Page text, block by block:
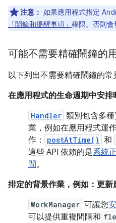
注意： 如果應用程式指定
「鬧鐘和提醒事項」 權限。否則會
可能不需要精確鬧鐘的
以下列出不需要精確鬧鐘的常
在應用程式的生命週期中安排
Handler 類別包含多
業，例如在應用程式運
作：
postAtTime() 和
這些 API 依賴的是系統
間。
排定的背景作業，例如：更
WorkManager 可讓您
可以提供重複間隔和